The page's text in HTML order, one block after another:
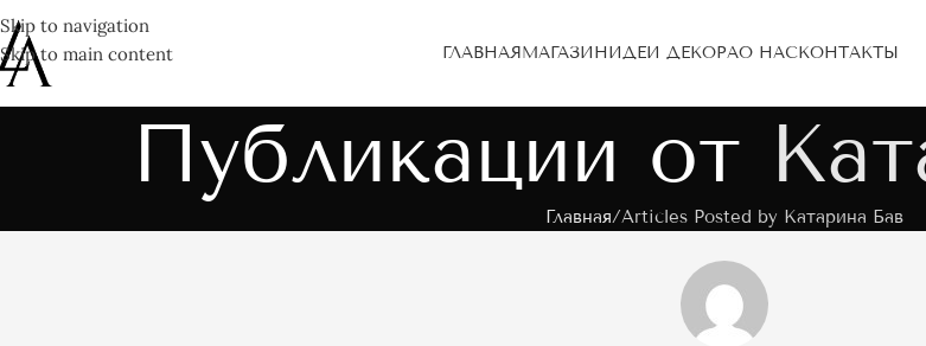
Skip to navigation
Skip to main content
ГЛАВНАЯМАГАЗИНИДЕИ ДЕКОРАО НАСКОНТАКТЫ
Публикации от
Главная Articles Posted by Катарина Бав